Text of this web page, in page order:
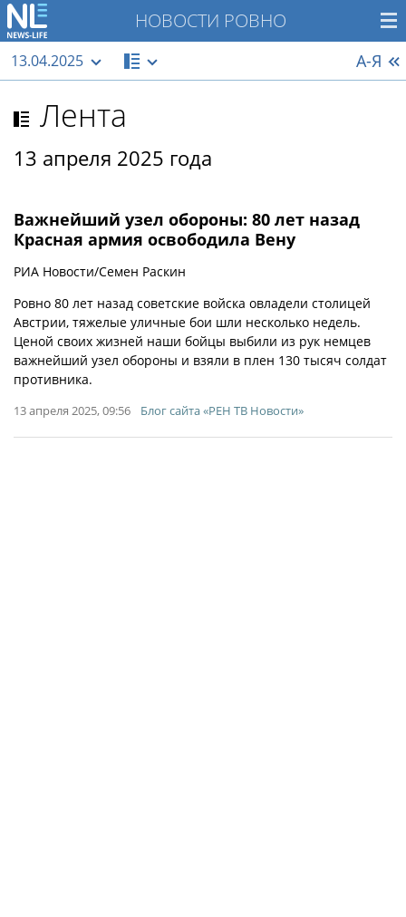
НОВОСТИ РОВНО
13.04.2025 А-Я
Лента
13 апреля 2025 года
Важнейший узел обороны: 80 лет назад
Красная армия освободила Вену
РИА Новости/Семен Раскин
Ровно 80 лет назад советские войска овладели столицей
Австрии, тяжелые уличные бои шли несколько недель.
Ценой своих жизней наши бойцы выбили из рук немцев
важнейший узел обороны и взяли в плен 130 тысяч солдат
противника.
13 апреля 2025, 09:56 Блог сайта «РЕН ТВ Новости»